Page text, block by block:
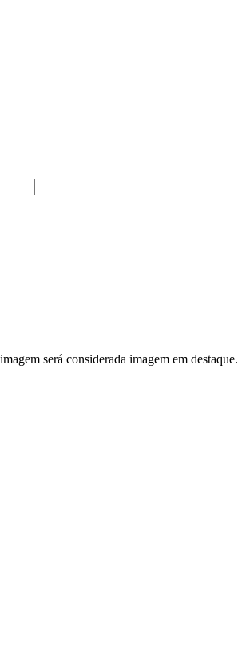
será considerada imagem em destaque.